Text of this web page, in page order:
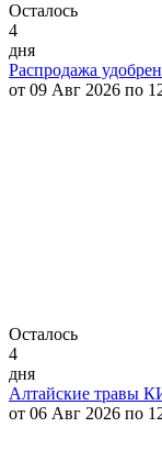
Осталось
4
дня
Распродажа
от 09 Авг 2026 по
Осталось
4
дня
Алтайские травы
от 06 Авг 2026 по